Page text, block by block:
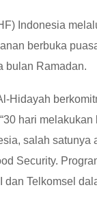
Indonesia
berbuka
bulan Ramadan.
Hidayah
hari
salah
Security.
Telkomsel